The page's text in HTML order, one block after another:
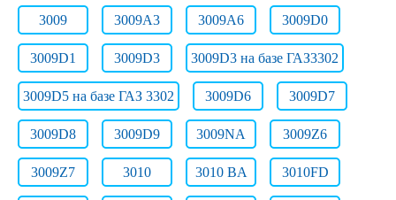
3009 3009A3 3009A6 3009D0
3009D1 3009D3 3009D3 на базе ГАЗ3302
3009D5 на базе ГАЗ 3302 3009D6 3009D7
3009D8 3009D9 3009NA 3009Z6
3009Z7 3010 3010 BA 3010FD